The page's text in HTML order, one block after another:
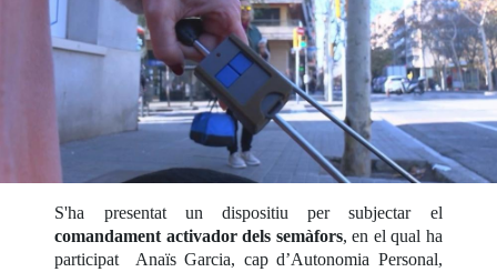
S'ha presentat un dispositiu per subjectar el
comandament activador dels semàfors, en el qual ha
participat Anaïs Garcia, cap d’Autonomia Personal,